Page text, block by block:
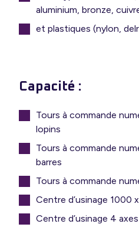
aluminium, bronze,
et plastiques (nylon,
Capacité :
Tours à commande
lopins
Tours à commande
barres
Tours à commande
Centre d’usinage 1000
Centre d’usinage 4 axes